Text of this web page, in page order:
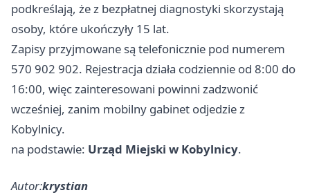
podkreślają, że z bezpłatnej diagnostyki skorzystają
osoby, które ukończyły 15 lat.
Zapisy przyjmowane są telefonicznie pod numerem
570 902 902. Rejestracja działa codziennie od 8:00 do
16:00, więc zainteresowani powinni zadzwonić
wcześniej, zanim mobilny gabinet odjedzie z
Kobylnicy.
na podstawie: Urząd Miejski w Kobylnicy.
Autor:krystian